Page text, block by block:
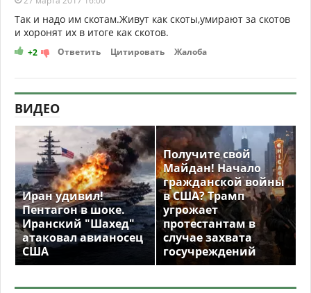
Так и надо им скотам.Живут как скоты,умирают за скотов
и хоронят их в итоге как скотов.
+2 Ответить Цитировать Жалоба
ВИДЕО
Иран удивил!
Пентагон в шоке.
Иранский "Шахед"
атаковал авианосец
США
Получите свой
Майдан! Начало
гражданской войны
в США? Трамп
угрожает
протестантам в
случае захвата
госучреждений